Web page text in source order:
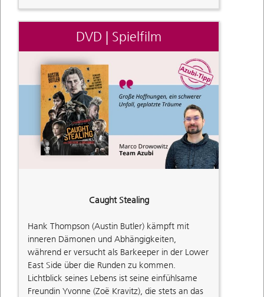
DVD | Spielfilm
Caught Stealing
Hank Thompson (Austin Butler) kämpft mit
inneren Dämonen und Abhängigkeiten,
während er versucht als Barkeeper in der Lower
East Side über die Runden zu kommen.
Lichtblick seines Lebens ist seine einfühlsame
Freundin Yvonne (Zoë Kravitz), die stets an das